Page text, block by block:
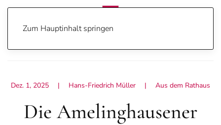
Zum Hauptinhalt springen
Dez. 1, 2025 | Hans-Friedrich Müller | Aus dem Rathaus
Die Amelinghausener